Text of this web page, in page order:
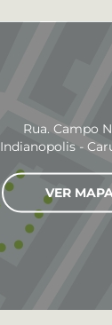
Rua. Campo
Indianopolis -
VER MAPA